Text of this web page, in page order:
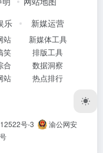
乐
站
笑
合
站
新媒运营
新媒体工具
排版工具
数据洞察
热点排行
号-3
渝公网安